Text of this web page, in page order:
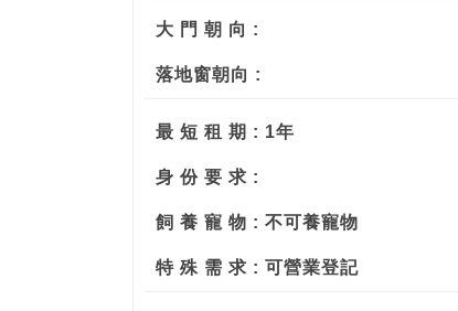
大 門 朝 向 :
落地窗朝向 :
最 短 租 期 : 1年
身 份 要 求 :
飼 養 寵 物 : 不可養寵物
特 殊 需 求 : 可營業登記